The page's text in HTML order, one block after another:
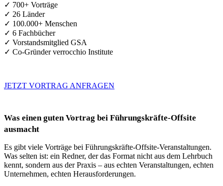
✓ 700+ Vorträge
✓ 26 Länder
✓ 100.000+ Menschen
✓ 6 Fachbücher
✓ Vorstandsmitglied GSA
✓ Co-Gründer verrocchio Institute
JETZT VORTRAG ANFRAGEN
Was einen guten Vortrag bei Führungskräfte-Offsite
ausmacht
Es gibt viele Vorträge bei Führungskräfte-Offsite-Veranstaltungen.
Was selten ist: ein Redner, der das Format nicht aus dem Lehrbuch
kennt, sondern aus der Praxis – aus echten Veranstaltungen, echten
Unternehmen, echten Herausforderungen.